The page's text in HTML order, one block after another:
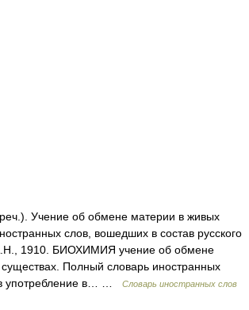
Учение об обмене материи в живых
слов, вошедших в состав русского
1910. БИОХИМИЯ учение об обмене
Полный словарь иностранных
употребление в… …
Словарь иностранных слов